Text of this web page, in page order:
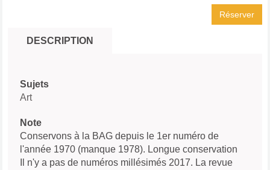
Réserver
DESCRIPTION
Sujets
Art
Note
Conservons à la BAG depuis le 1er numéro de
l'année 1970 (manque 1978). Longue conservation
Il n'y a pas de numéros millésimés 2017. La revue